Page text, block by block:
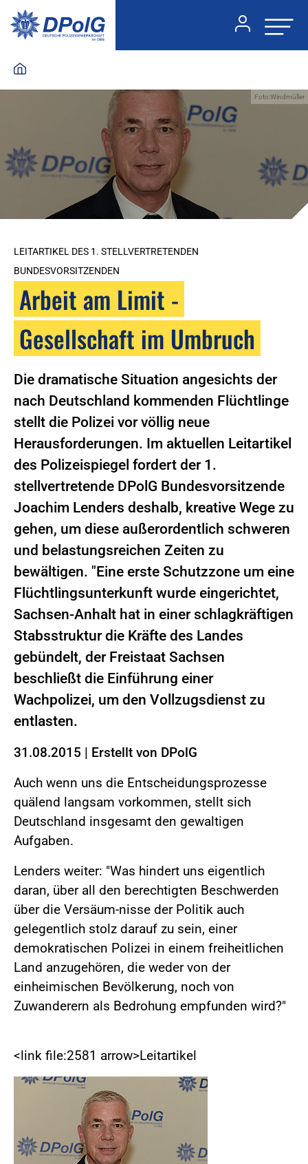
Foto:Windmüller
LEITARTIKEL DES 1. STELLVERTRETENDEN
BUNDESVORSITZENDEN
Arbeit am Limit -
Gesellschaft im Umbruch
Die dramatische Situation angesichts der
nach Deutschland kommenden Flüchtlinge
stellt die Polizei vor völlig neue
Herausforderungen. Im aktuellen Leitartikel
des Polizeispiegel fordert der 1.
stellvertretende DPolG Bundesvorsitzende
Joachim Lenders deshalb, kreative Wege zu
gehen, um diese außerordentlich schweren
und belastungsreichen Zeiten zu
bewältigen. "Eine erste Schutzzone um eine
Flüchtlingsunterkunft wurde eingerichtet,
Sachsen-Anhalt hat in einer schlagkräftigen
Stabsstruktur die Kräfte des Landes
gebündelt, der Freistaat Sachsen
beschließt die Einführung einer
Wachpolizei, um den Vollzugsdienst zu
entlasten.
31.08.2015 | Erstellt von DPolG
Auch wenn uns die Entscheidungsprozesse
quälend langsam vorkommen, stellt sich
Deutschland insgesamt den gewaltigen
Aufgaben.
Lenders weiter: "Was hindert uns eigentlich
daran, über all den berechtigten Beschwerden
über die Versäum-nisse der Politik auch
gelegentlich stolz darauf zu sein, einer
demokratischen Polizei in einem freiheitlichen
Land anzugehören, die weder von der
einheimischen Bevölkerung, noch von
Zuwanderern als Bedrohung empfunden wird?"
<link file:2581 arrow>Leitartikel